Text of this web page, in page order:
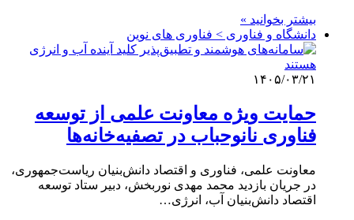
بیشتر بخوانید »
دانشگاه و فناوری > فناوری های نوین
۱۴۰۵/۰۳/۲۱
حمایت ویژه معاونت علمی از توسعه
فناوری نانوحباب در تصفیه‌خانه‌ها
معاونت علمی، فناوری و اقتصاد دانش‌بنیان ریاست‌جمهوری،
در جریان بازدید محمد مهدی نوربخش، دبیر ستاد توسعه
اقتصاد دانش‌بنیان آب، انرژی…